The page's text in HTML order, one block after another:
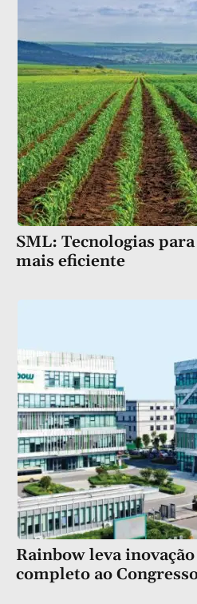
SML: Tecnologias
mais eficiente
Rainbow leva
completo ao